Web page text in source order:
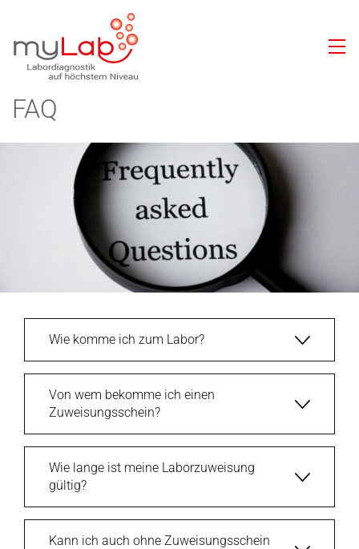
FAQ
Wie komme ich zum Labor?
Von wem bekomme ich einen
Zuweisungsschein?
Wie lange ist meine Laborzuweisung
gültig?
Kann ich auch ohne Zuweisungsschein